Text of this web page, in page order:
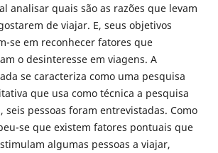
analisar quais são as razões que levam
de viajar. E, seus objetivos
se em reconhecer fatores que
o desinteresse em viagens. A
se caracteriza como uma pesquisa
que usa como técnica a pesquisa
seis pessoas foram entrevistadas. Como
se que existem fatores pontuais que
algumas pessoas a viajar,